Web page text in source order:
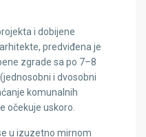
i dobijene
predviđena je
zgrade sa po 7–8
i dvosobni
komunalnih
očekuje uskoro.
u izuzetno mirnom